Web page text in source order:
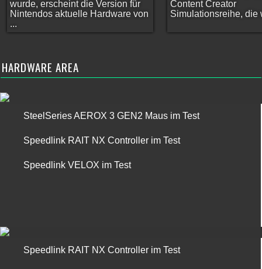
wurde, erscheint die Version für
Nintendos aktuelle Hardware von
...
Content Creator
Simulationsreihe, die
HARDWARE AREA
SteelSeries AEROX 3 GEN2 Maus im Test
Speedlink RAIT NX Controller im Test
Speedlink VELOX im Test
Speedlink RAIT NX Controller im Test